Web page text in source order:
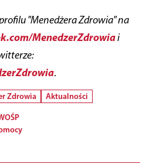
"Menedżera Zdrowia" na
MenedzerZdrowiai
.
Zdrowia
Aktualności